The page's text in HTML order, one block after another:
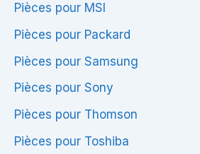
Pièces pour MSI
Pièces pour Packard
Pièces pour Samsung
Pièces pour Sony
Pièces pour Thomson
Pièces pour Toshiba